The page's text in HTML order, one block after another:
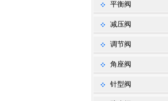
平衡阀
减压阀
调节阀
角座阀
针型阀